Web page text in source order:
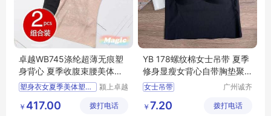
卓越WB745涤纶超薄无痕塑
身背心 夏季收腹束腰美体塑
形女款
塑身衣女夏季美体塑形束身
颍上卓越
有限公司
￥ 417.00 拨打电话
YB 178螺纹棉女士吊带 夏季
修身显瘦女背心自带胸垫聚
拢美背 尾货
女士吊带
广州诚齐
公司
￥ 7.20 拨打电话